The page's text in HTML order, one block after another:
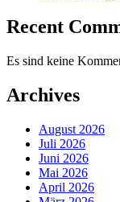
Recent
Es sind keine
Archives
August 2026
Juli 2026
Juni 2026
Mai 2026
April 2026